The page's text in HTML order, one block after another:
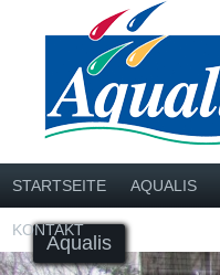
STARTSEITE AQUALIS
KONTAKT
Aqualis